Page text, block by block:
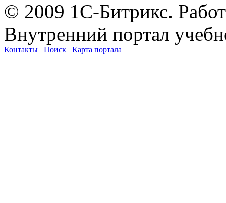
© 2009 1С-Битрикс.
Внутренний портал
Контакты Поиск Карта портала